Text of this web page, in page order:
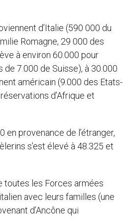
d’Italie (590 000 du
Romagne, 29 000 des
à environ 60.000 pour
de 7.000 de Suisse), à 30.000
américain (9.000 des Etats-
d’Afrique et
en provenance de l’étranger,
s’est élevé à 48.325 et
toutes les Forces armées
avec leurs familles (une
d’Ancône qui